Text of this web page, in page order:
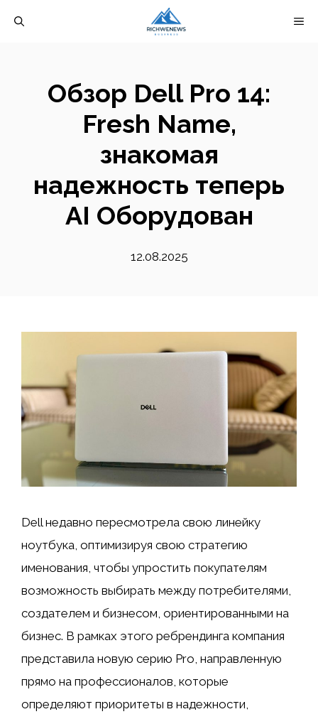
Обзор Dell Pro 14:
Fresh Name,
знакомая
надежность теперь
AI Оборудован
12.08.2025
Dell недавно пересмотрела свою линейку
ноутбука, оптимизируя свою стратегию
именования, чтобы упростить покупателям
возможность выбирать между потребителями,
создателем и бизнесом, ориентированными на
бизнес. В рамках этого ребрендинга компания
представила новую серию Pro, направленную
прямо на профессионалов, которые
определяют приоритеты в надежности,